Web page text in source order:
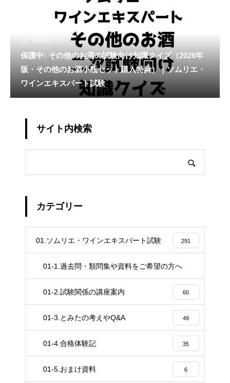
2026.07.31
保護中: その他のお酒の試験向け知識クイズ（2026年
版・その他のお酒小瓶セット購入特典）｜ソムリエ・
ワインエキスパート試験
サイト内検索
カテゴリー
01.ソムリエ・ワインエキスパート試験 291
01-1.過去問・類問集や資料をご希望の方へ
01-2.試験関係の講座案内 60
01-3.とみたの考えやQ&A 49
01-4.合格体験記 35
01-5.おまけ資料 6